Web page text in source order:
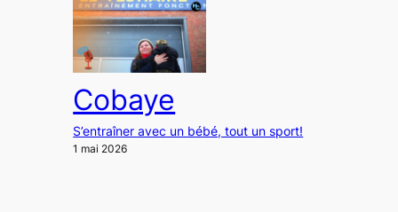
Cobaye
S’entraîner avec un bébé, tout un sport!
1 mai 2026